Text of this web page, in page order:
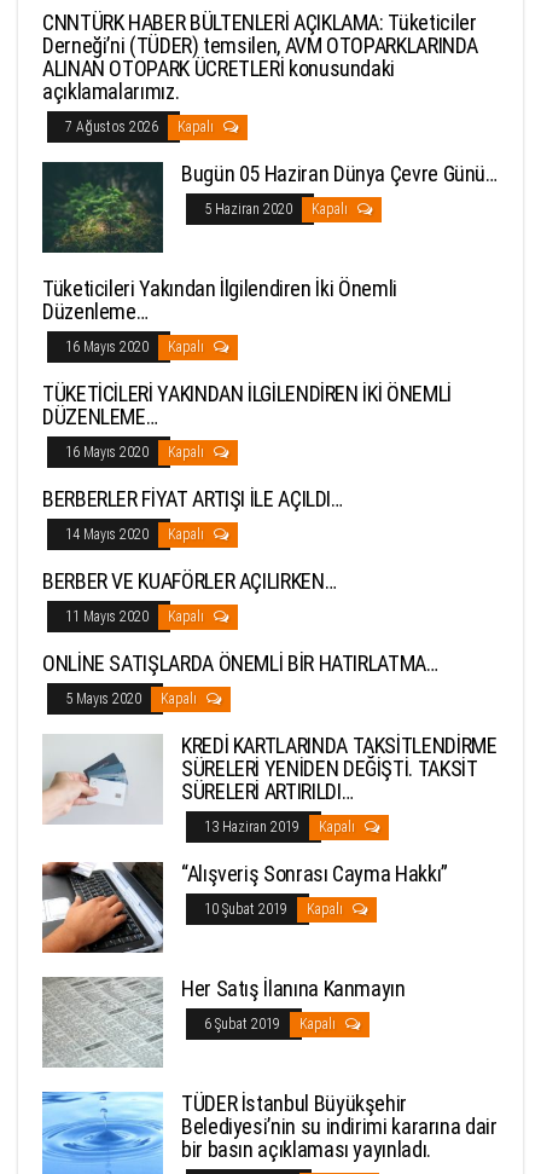
CNNTÜRK HABER BÜLTENLERİ AÇIKLAMA: Tüketiciler
Derneği’ni (TÜDER) temsilen, AVM OTOPARKLARINDA
ALINAN OTOPARK ÜCRETLERİ konusundaki
açıklamalarımız.
7 Ağustos 2026 Kapalı
Bugün 05 Haziran Dünya Çevre Günü…
5 Haziran 2020 Kapalı
Tüketicileri Yakından İlgilendiren İki Önemli
Düzenleme…
16 Mayıs 2020 Kapalı
TÜKETİCİLERİ YAKINDAN İLGİLENDİREN İKİ ÖNEMLİ
DÜZENLEME…
16 Mayıs 2020 Kapalı
BERBERLER FİYAT ARTIŞI İLE AÇILDI…
14 Mayıs 2020 Kapalı
BERBER VE KUAFÖRLER AÇILIRKEN…
11 Mayıs 2020 Kapalı
ONLİNE SATIŞLARDA ÖNEMLİ BİR HATIRLATMA…
5 Mayıs 2020 Kapalı
KREDİ KARTLARINDA TAKSİTLENDİRME
SÜRELERİ YENİDEN DEĞİŞTİ. TAKSİT
SÜRELERİ ARTIRILDI…
13 Haziran 2019 Kapalı
“Alışveriş Sonrası Cayma Hakkı”
10 Şubat 2019 Kapalı
Her Satış İlanına Kanmayın
6 Şubat 2019 Kapalı
TÜDER İstanbul Büyükşehir
Belediyesi’nin su indirimi kararına dair
bir basın açıklaması yayınladı.